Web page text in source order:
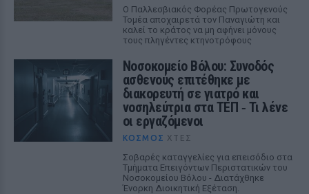
Ο Παλλεσβιακός Φορέας Πρωτογενούς
Τομέα αποχαιρετά τον Παναγιώτη και
καλεί το κράτος να μη αφήνει μόνους
τους πληγέντες κτηνοτρόφους
Νοσοκομείο Βόλου: Συνοδός
ασθενούς επιτέθηκε με
διακορευτή σε γιατρό και
νοσηλεύτρια στα ΤΕΠ ‑ Τι λένε
οι εργαζόμενοι
ΚΌΣΜΟΣ ΧΤΕΣ
Σοβαρές καταγγελίες για επεισόδιο στα
Τμήματα Επειγόντων Περιστατικών του
Νοσοκομείου Βόλου - Διατάχθηκε
Ένορκη Διοικητική Εξέταση.